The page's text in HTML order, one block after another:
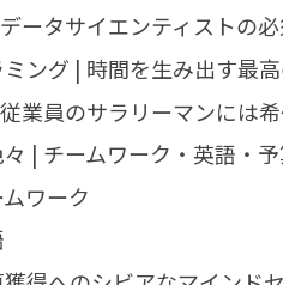
ータサイエンティストの
ング | 時間を生み出す最
業員のサラリーマンには
| チームワーク・英語・
ワーク